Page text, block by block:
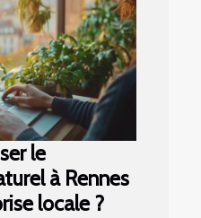
le
à Rennes
locale ?